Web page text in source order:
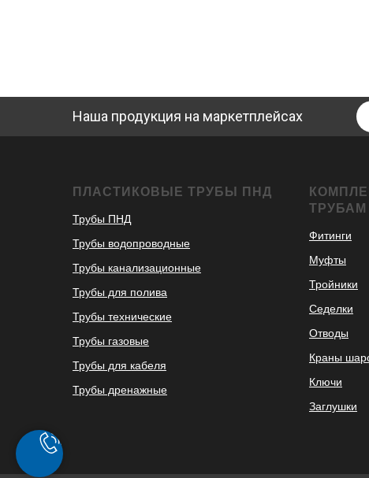
Наша продукция на маркетплейсах
ПЛАСТИКОВЫЕ ТРУБЫ ПНД
Трубы ПНД
Трубы водопроводные
Трубы канализационные
Трубы для полива
Трубы технические
Трубы газовые
Трубы для кабеля
Трубы дренажные
Фитинги
Муфты
Тройники
Седелки
Отводы
Краны
Ключи
Заглушки